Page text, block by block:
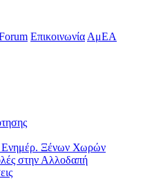
Επικοινωνία ΑμΕΑ
Ενημέρ. Ξένων Χωρών
στην Αλλοδαπή